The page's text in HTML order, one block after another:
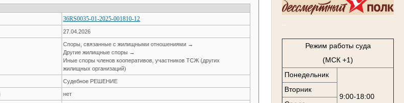
Режим работы суда
(МСК +1)
Понедельник
9:00-18:00
Вторник
36RS0035-01-2025-001810-12
27.04.2026
Споры, связанные с жилищными отношениями →
Другие жилищные споры →
Иные споры членов кооперативов, участников ТСЖ (других
жилищных организаций)
Судебное РЕШЕНИЕ
нет